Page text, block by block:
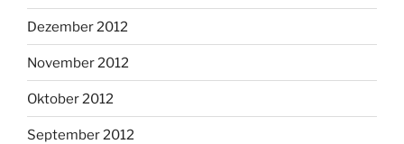
Dezember 2012
November 2012
Oktober 2012
September 2012